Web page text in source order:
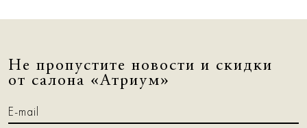
Не пропустите новости и скидки
от салона «Атриум»